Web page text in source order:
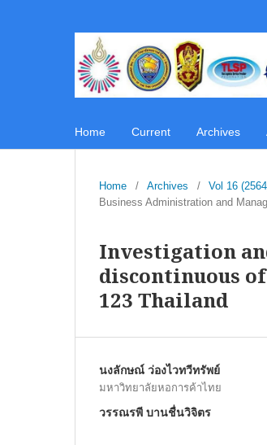
Home Current Archives
Home / Archives / Vol 16
Business Administration and
Investigation
discontinuous
123 Thailand
นงลักษณ์ ว่องไวทวีทรัพย์
มหาวิทยาลัยหอการค้าไทย
วรรณรพี บานชื่นวิจิตร